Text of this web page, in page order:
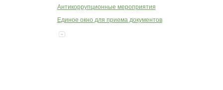
Антикоррупционные мероприятия
Единое окно для приема документов